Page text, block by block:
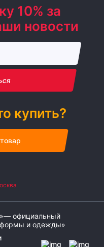
10% за
новости
купить?
официальный
формы и одежды»